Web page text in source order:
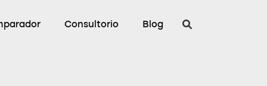
Consultorio Blog